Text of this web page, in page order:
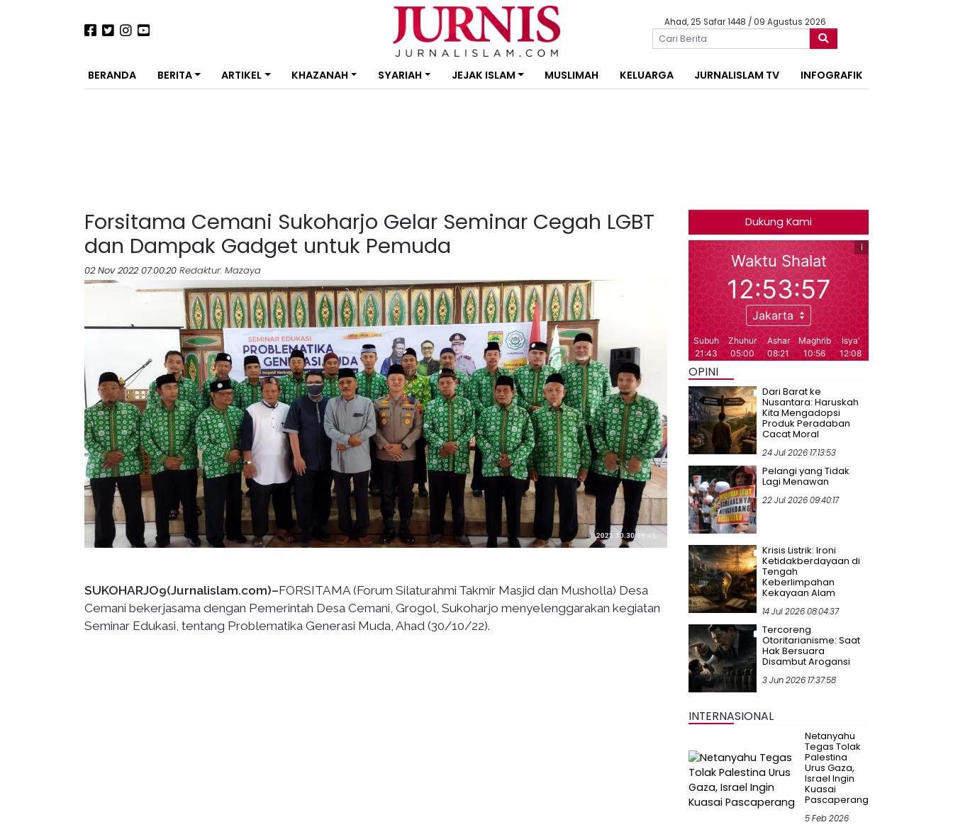
Ahad, 25 Safar 1448 / 09 Agustus 2026
BERANDA BERITA ARTIKEL KHAZANAH SYARIAH JEJAK ISLAM MUSLIMAH KELUARGA JURNALISLAM TV INFOGRAFIK
Forsitama Cemani Sukoharjo Gelar Seminar Cegah LGBT
dan Dampak Gadget untuk Pemuda
02 Nov 2022 07:00:20 Redaktur: Mazaya
SUKOHARJO9(Jurnalislam.com)–FORSITAMA (Forum Silaturahmi Takmir Masjid dan Musholla) Desa
Cemani bekerjasama dengan Pemerintah Desa Cemani, Grogol, Sukoharjo menyelenggarakan kegiatan
Seminar Edukasi, tentang Problematika Generasi Muda, Ahad (30/10/22).
Dukung Kami
OPINI
Dari Barat ke
Nusantara: Haruskah
Kita Mengadopsi
Produk Peradaban
Cacat Moral
24 Jul 2026 17:13:53
Pelangi yang Tidak
Lagi Menawan
22 Jul 2026 09:40:17
Krisis Listrik: Ironi
Ketidakberdayaan di
Tengah
Keberlimpahan
Kekayaan Alam
14 Jul 2026 08:04:37
Tercoreng
Otoritarianisme: Saat
Hak Bersuara
Disambut Arogansi
3 Jun 2026 17:37:58
INTERNASIONAL
Netanyahu
Tegas Tolak
Palestina
Urus Gaza,
Israel Ingin
Kuasai
Pascaperang
5 Feb 2026